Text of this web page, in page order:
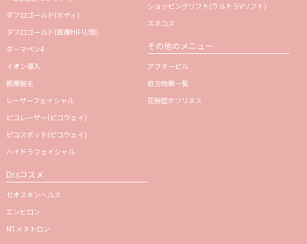
ダブロゴールド(ボディ)
ダブロゴールド(医療HIFU/顔)
ダーマペン4
イオン導入
医療脱毛
レーザーフェイシャル
ピコレーザー(ピコウェイ)
ピコスポット(ピコウェイ)
ハイドラフェイシャル
ショッピングリフト(ウルトラVリフト)
スネコス
その他のメニュー
アフターピル
処方物販一覧
花粉症ボツリヌス
Dr.sコスメ
ゼオスキンヘルス
エンビロン
MTメタトロン